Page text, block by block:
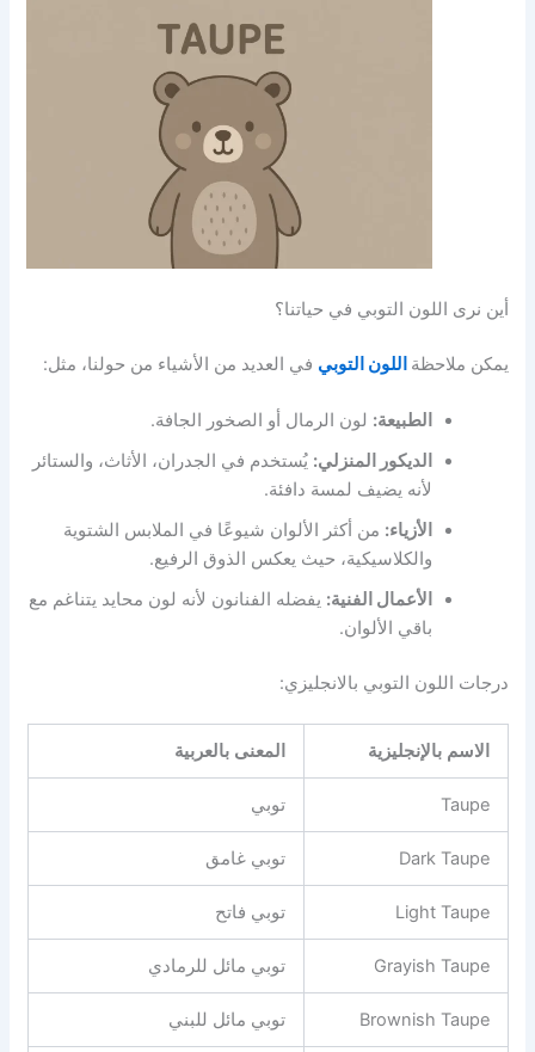
أين نرى اللون التوبي في حياتنا؟
يمكن ملاحظة اللون التوبي في العديد من الأشياء من حولنا، مثل:
الطبيعة: لون الرمال أو الصخور الجافة.
الديكور المنزلي: يُستخدم في الجدران، الأثاث، والستائر
لأنه يضيف لمسة دافئة.
الأزياء: من أكثر الألوان شيوعًا في الملابس الشتوية
والكلاسيكية، حيث يعكس الذوق الرفيع.
الأعمال الفنية: يفضله الفنانون لأنه لون محايد يتناغم مع
باقي الألوان.
️درجات اللون التوبي بالانجليزي:
الاسم بالإنجليزية المعنى بالعربية
Taupe توبي
Dark Taupe توبي غامق
Light Taupe توبي فاتح
Grayish Taupe توبي مائل للرمادي
Brownish Taupe توبي مائل للبني